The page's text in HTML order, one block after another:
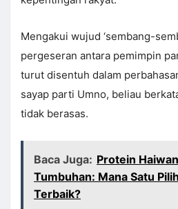
Mengakui wujud ‘sembang-
pergeseran antara pemimpin
turut disentuh dalam
sayap parti Umno, beliau
tidak berasas.
Baca Juga: Protein
Tumbuhan: Mana Satu
Terbaik?